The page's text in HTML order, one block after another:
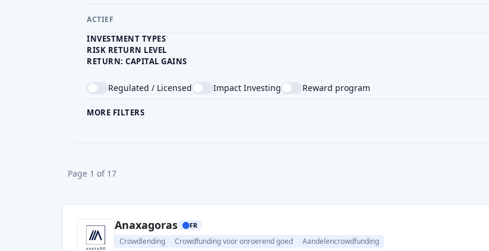
ACTIEF
INVESTMENT TYPES
RISK RETURN LEVEL
RETURN: CAPITAL GAINS
Regulated / Licensed Impact Investing Reward program
MORE FILTERS
Page 1 of 17
Anaxagoras FR
Crowdlending Crowdfunding voor onroerend goed Aandelencrowdfunding